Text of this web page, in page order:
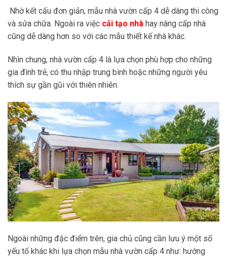
Nhờ kết cấu đơn giản, mẫu nhà vườn cấp 4 dễ dàng thi công
và sửa chữa. Ngoài ra việc cải tạo nhà hay nâng cấp nhà
cũng dễ dàng hơn so với các mẫu thiết kế nhà khác.
Nhìn chung, nhà vườn cấp 4 là lựa chọn phù hợp cho những
gia đình trẻ, có thu nhập trung bình hoặc những người yêu
thích sự gần gũi với thiên nhiên.
Ngoài những đặc điểm trên, gia chủ cũng cần lưu ý một số
yếu tố khác khi lựa chọn mẫu nhà vườn cấp 4 như: hướng